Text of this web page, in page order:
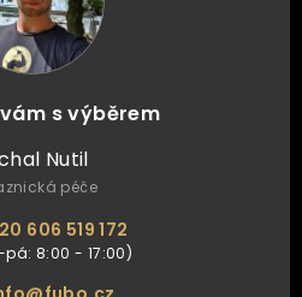
s výběrem
Nutil
péče
606 519 172